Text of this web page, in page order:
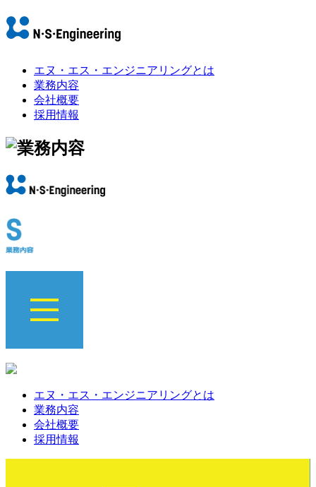
エヌ・エス・エンジニアリングとは
業務内容
会社概要
採用情報
エヌ・エス・エンジニアリングとは
業務内容
会社概要
採用情報